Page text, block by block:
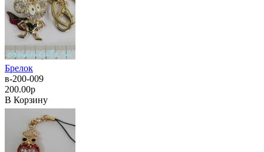
Брелок
в-200-009
200.00р
В Корзину